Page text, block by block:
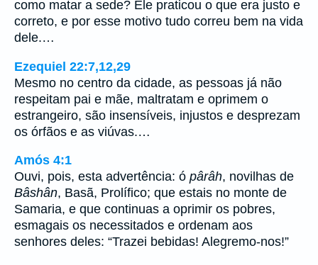
como matar a sede? Ele praticou o que era justo e
correto, e por esse motivo tudo correu bem na vida
dele.…
Ezequiel 22:7,12,29
Mesmo no centro da cidade, as pessoas já não
respeitam pai e mãe, maltratam e oprimem o
estrangeiro, são insensíveis, injustos e desprezam
os órfãos e as viúvas.…
Amós 4:1
Ouvi, pois, esta advertência: ó pârâh, novilhas de
Bâshân, Basã, Prolífico; que estais no monte de
Samaria, e que continuas a oprimir os pobres,
esmagais os necessitados e ordenam aos
senhores deles: “Trazei bebidas! Alegremo-nos!”